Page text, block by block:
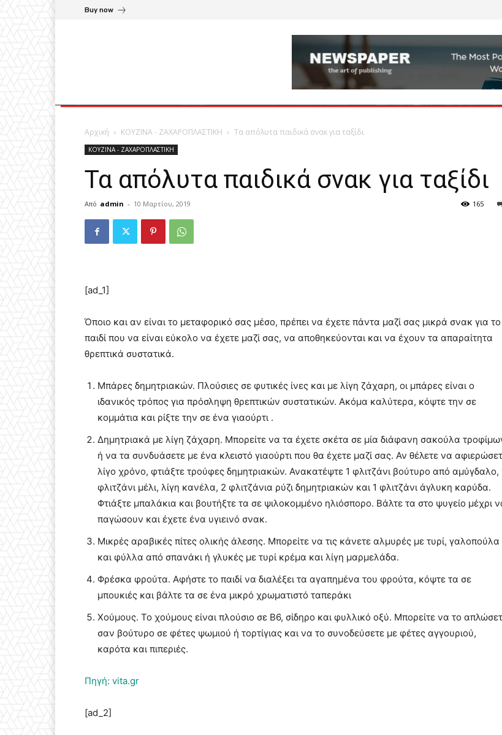
Buy now
Αρχική ΚΟΥΖΙΝΑ - ΖΑΧΑΡΟΠΛΑΣΤΙΚΗ Τα απόλυτα παιδικά σνακ για ταξίδι
ΚΟΥΖΙΝΑ - ΖΑΧΑΡΟΠΛΑΣΤΙΚΗ
Τα απόλυτα παιδικά σνακ για ταξίδι
Από admin - 10 Μαρτίου, 2019 165
[ad_1]
Όποιο και αν είναι το μεταφορικό σας μέσο, πρέπει να έχετε πάντα μαζί σας μικρά σνακ για το
παιδί που να είναι εύκολο να έχετε μαζί σας, να αποθηκεύονται και να έχουν τα απαραίτητα
θρεπτικά συστατικά.
Μπάρες δημητριακών. Πλούσιες σε φυτικές ίνες και με λίγη ζάχαρη, οι μπάρες είναι ο
ιδανικός τρόπος για πρόσληψη θρεπτικών συστατικών. Ακόμα καλύτερα, κόψτε την σε
κομμάτια και ρίξτε την σε ένα γιαούρτι .
Δημητριακά με λίγη ζάχαρη. Μπορείτε να τα έχετε σκέτα σε μία διάφανη σακούλα
ή να τα συνδυάσετε με ένα κλειστό γιαούρτι που θα έχετε μαζί σας. Αν θέλετε να
λίγο χρόνο, φτιάξτε τρούφες δημητριακών. Ανακατέψτε 1 φλιτζάνι βούτυρο από αμύγδαλο,
φλιτζάνι μέλι, λίγη κανέλα, 2 φλιτζάνια ρύζι δημητριακών και 1 φλιτζάνι άγλυκη καρύδα.
Φτιάξτε μπαλάκια και βουτήξτε τα σε ψιλοκομμένο ηλιόσπορο. Βάλτε τα στο ψυγείο μέχρι
παγώσουν και έχετε ένα υγιεινό σνακ.
Μικρές αραβικές πίτες ολικής άλεσης. Μπορείτε να τις κάνετε αλμυρές με τυρί, γαλοπούλα
και φύλλα από σπανάκι ή γλυκές με τυρί κρέμα και λίγη μαρμελάδα.
Φρέσκα φρούτα. Αφήστε το παιδί να διαλέξει τα αγαπημένα του φρούτα, κόψτε τα σε
μπουκιές και βάλτε τα σε ένα μικρό χρωματιστό ταπεράκι
Χούμους. Το χούμους είναι πλούσιο σε Β6, σίδηρο και φυλλικό οξύ. Μπορείτε να το
σαν βούτυρο σε φέτες ψωμιού ή τορτίγιας και να το συνοδεύσετε με φέτες αγγουριού,
καρότα και πιπεριές.
Πηγή: vita.gr
[ad_2]